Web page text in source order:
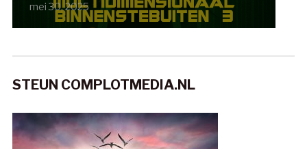
mei 30, 2025
STEUN COMPLOTMEDIA.NL